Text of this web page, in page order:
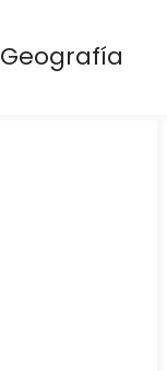
Geografía